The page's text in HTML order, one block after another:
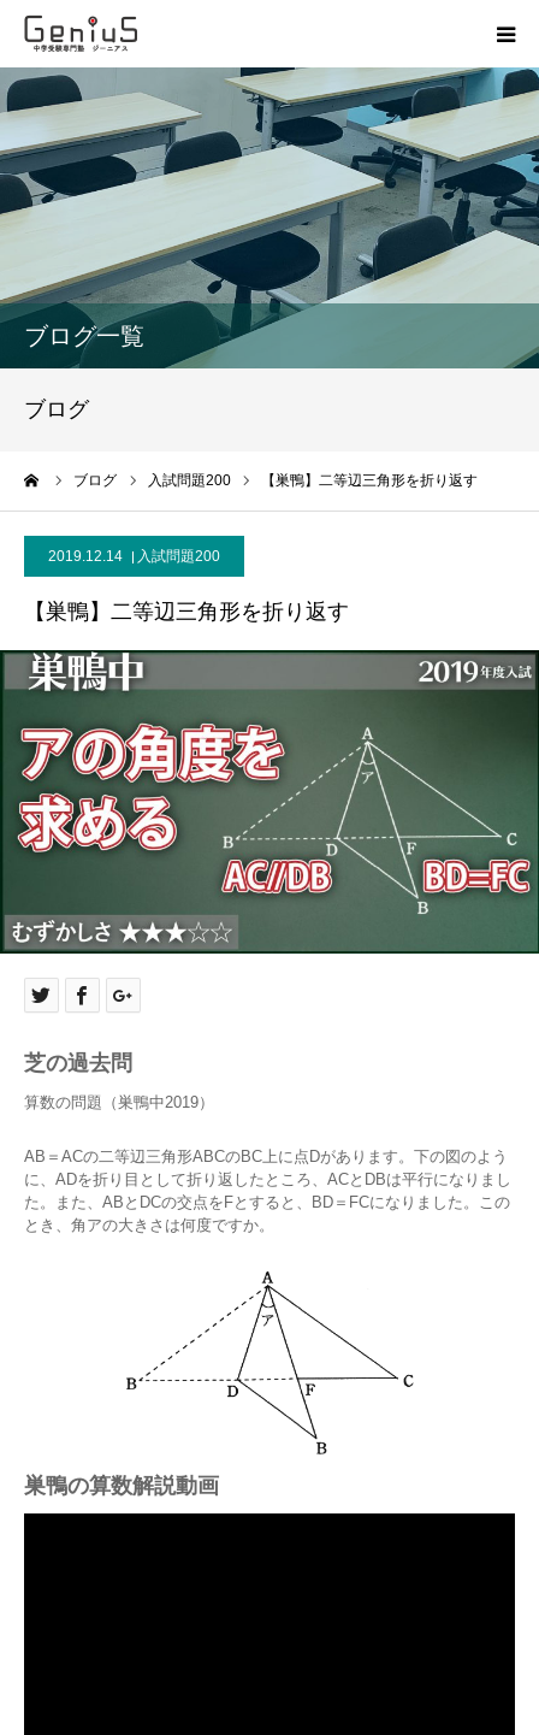
ブログ一覧
ブログ
ブログ 入試問題200 【巣鴨】二等辺三角形を折り返す
2019.12.14 入試問題200
【巣鴨】二等辺三角形を折り返す
芝の過去問
算数の問題（巣鴨中2019）
AB＝ACの二等辺三角形ABCのBC上に点Dがあります。下の図のよう
に、ADを折り目として折り返したところ、ACとDBは平行になりまし
た。また、ABとDCの交点をFとすると、BD＝FCになりました。この
とき、角アの大きさは何度ですか。
巣鴨の算数解説動画
授業
志望校別特訓
模試
お問い合わせ